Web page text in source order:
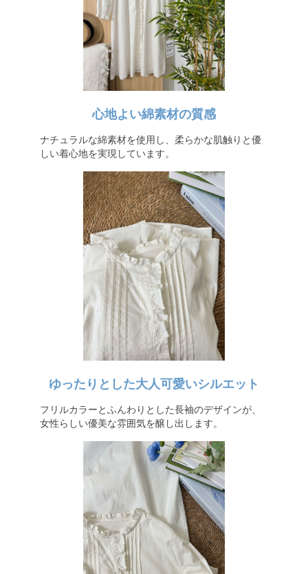
心地よい綿素材の質感
ナチュラルな綿素材を使用し、柔らかな肌触りと優
しい着心地を実現しています。
ゆったりとした大人可愛いシルエット
フリルカラーとふんわりとした長袖のデザインが、
女性らしい優美な雰囲気を醸し出します。